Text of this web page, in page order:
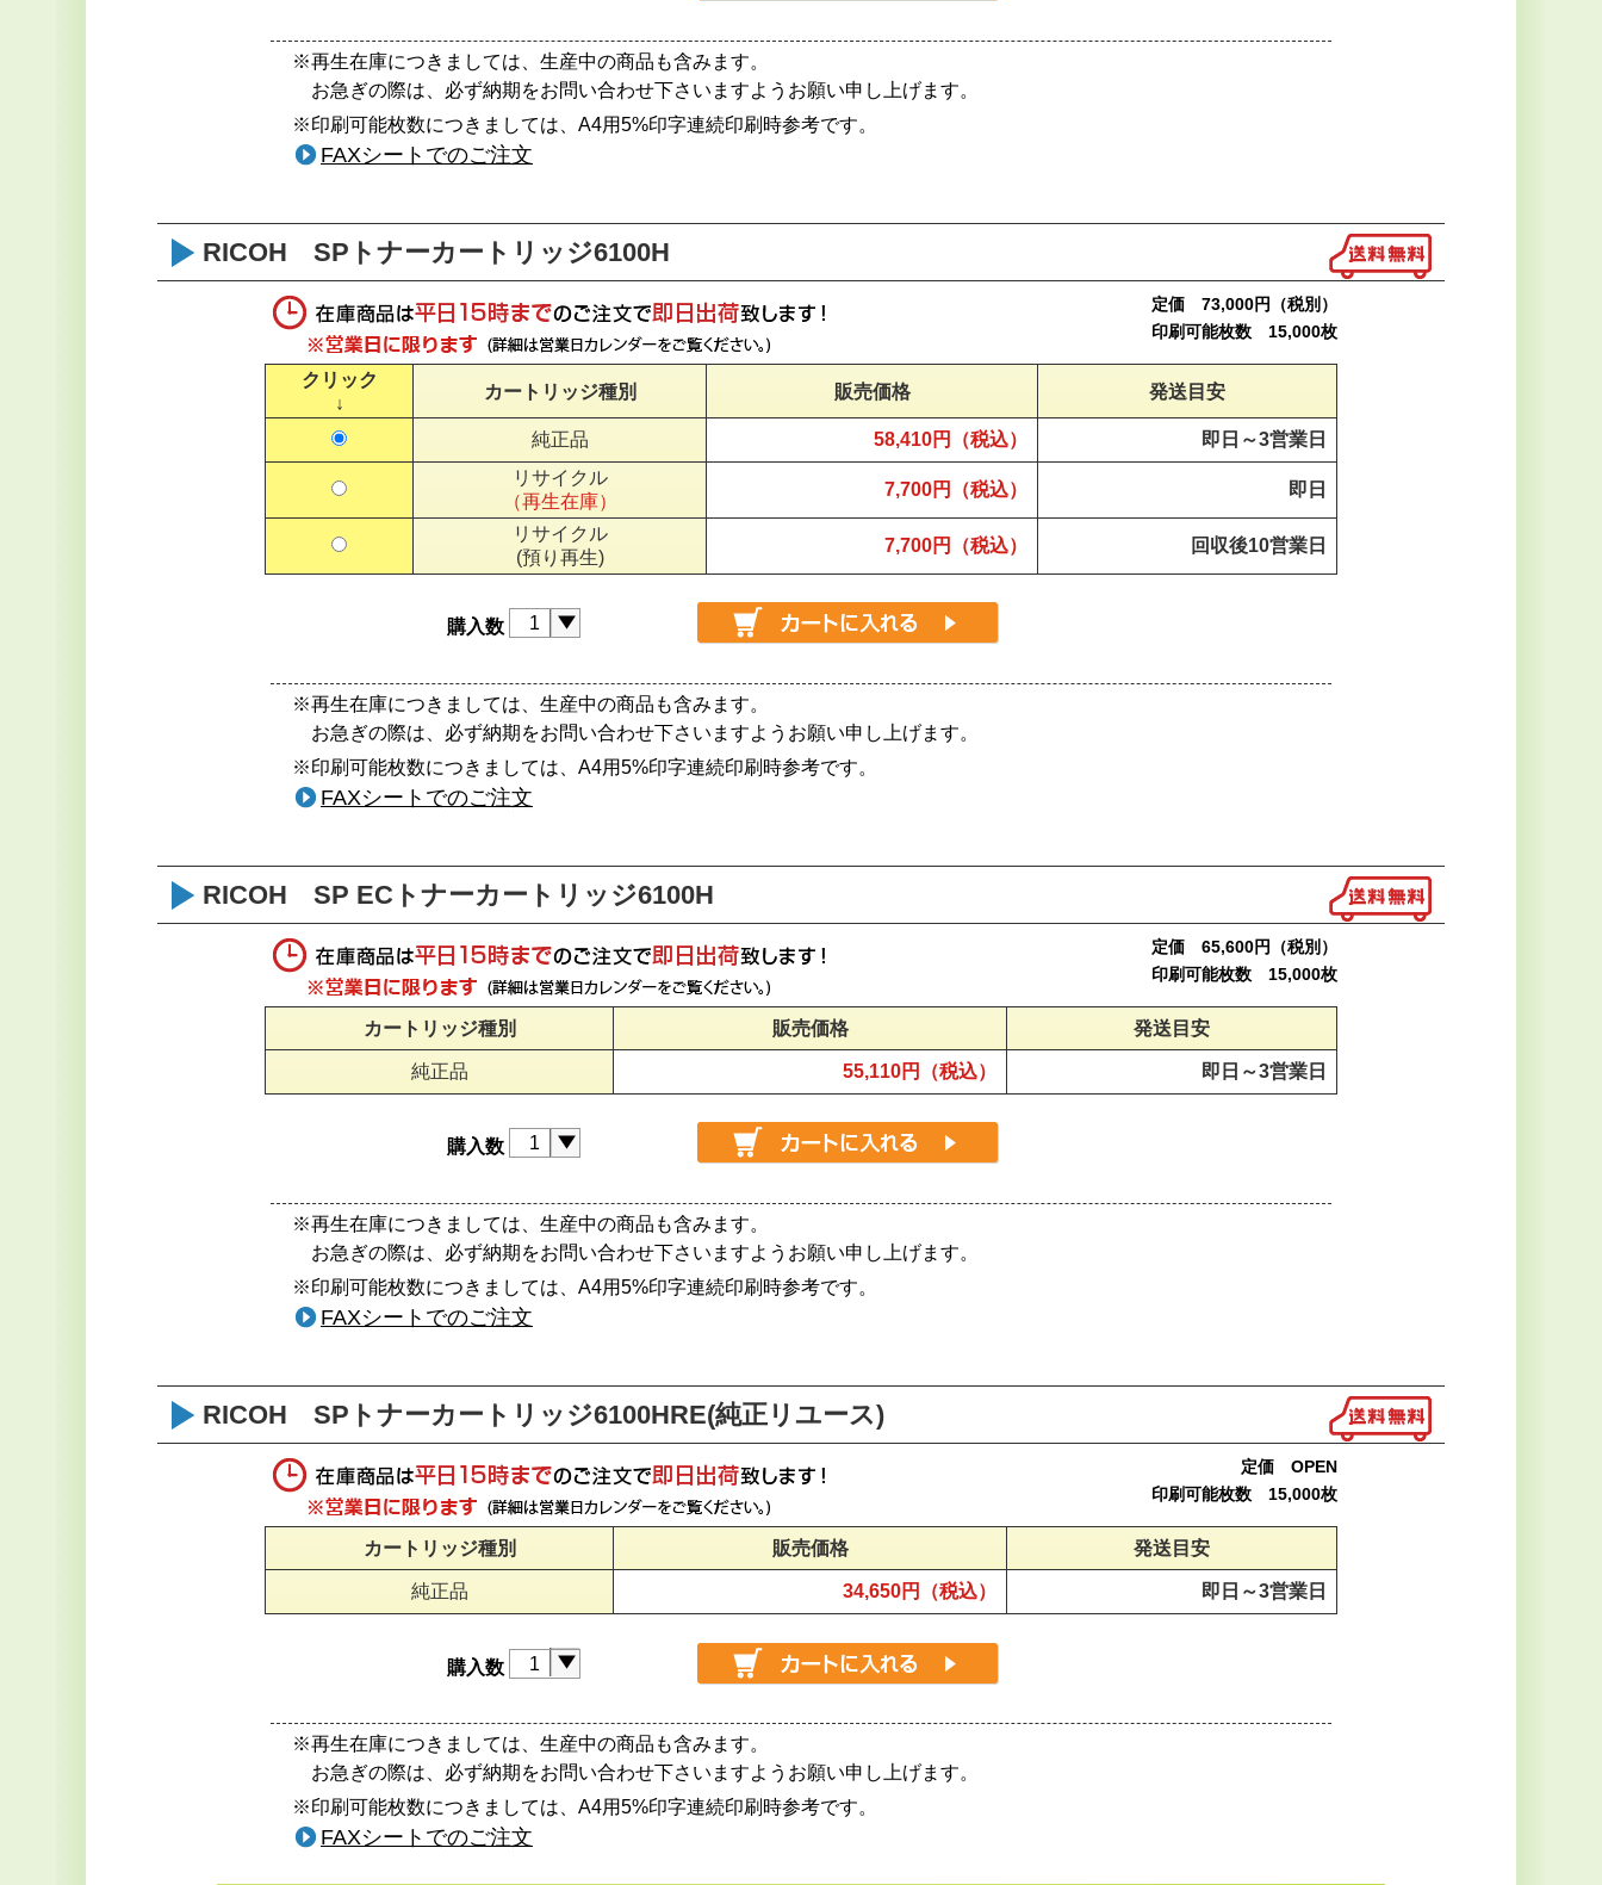
※再生在庫につきましては、生産中の商品も含みます。
お急ぎの際は、必ず納期をお問い合わせ下さいますようお願い申し上げます。
※印刷可能枚数につきましては、A4用5%印字連続印刷時参考です。
FAXシートでのご注文
RICOH SPトナーカートリッジ6100H
定価 73,000円（税別）
印刷可能枚数 15,000枚
クリック
↓
カートリッジ種別 販売価格 発送目安
純正品 58,410円（税込） 即日～3営業日
リサイクル
（再生在庫）
7,700円（税込） 即日
リサイクル
(預り再生)
7,700円（税込） 回収後10営業日
購入数
※再生在庫につきましては、生産中の商品も含みます。
お急ぎの際は、必ず納期をお問い合わせ下さいますようお願い申し上げます。
※印刷可能枚数につきましては、A4用5%印字連続印刷時参考です。
FAXシートでのご注文
RICOH SP ECトナーカートリッジ6100H
定価 65,600円（税別）
印刷可能枚数 15,000枚
カートリッジ種別 販売価格 発送目安
純正品 55,110円（税込） 即日～3営業日
購入数
※再生在庫につきましては、生産中の商品も含みます。
お急ぎの際は、必ず納期をお問い合わせ下さいますようお願い申し上げます。
※印刷可能枚数につきましては、A4用5%印字連続印刷時参考です。
FAXシートでのご注文
RICOH SPトナーカートリッジ6100HRE(純正リユース)
定価 OPEN
印刷可能枚数 15,000枚
カートリッジ種別 販売価格 発送目安
純正品 34,650円（税込） 即日～3営業日
購入数
※再生在庫につきましては、生産中の商品も含みます。
お急ぎの際は、必ず納期をお問い合わせ下さいますようお願い申し上げます。
※印刷可能枚数につきましては、A4用5%印字連続印刷時参考です。
FAXシートでのご注文